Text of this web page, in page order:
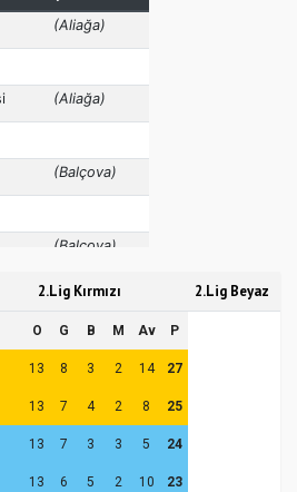
2.Lig Kırmızı 2.Lig Beyaz
O G B M Av P
13 8 3 2 14 27
13 7 4 2 8 25
13 7 3 3 5 24
13 6 5 2 10 23